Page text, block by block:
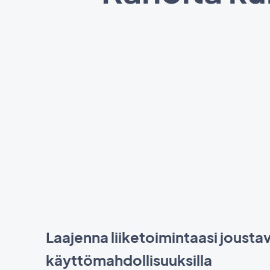
Laajenna liiketoimintaasi
käyttömahdollisuuksilla